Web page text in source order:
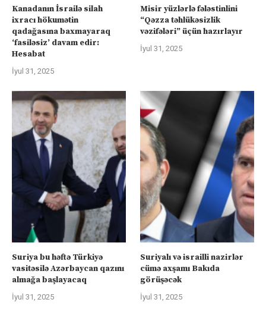
Kanadanın İsrailə silah
ixracı hökumətin
qadağasına baxmayaraq
‘fasiləsiz’ davam edir:
Hesabat
İyul 31, 2025
Misir yüzlərlə fələstinlini
“Qəzza təhlükəsizlik
vəzifələri” üçün hazırlayır
İyul 31, 2025
Suriya bu həftə Türkiyə
vasitəsilə Azərbaycan qazını
almağa başlayacaq
İyul 31, 2025
Suriyalı və israilli nazirlər
cümə axşamı Bakıda
görüşəcək
İyul 31, 2025